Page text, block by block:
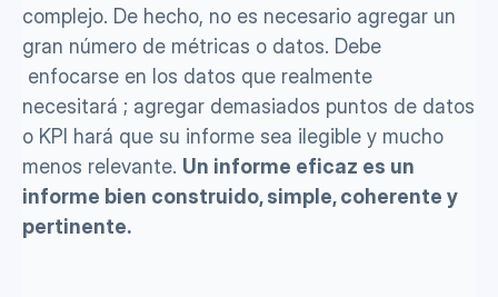
complejo. De hecho, no es necesario agregar un
gran número de métricas o datos. Debe
enfocarse en los datos que realmente
necesitará ; agregar demasiados puntos de datos
o KPI hará que su informe sea ilegible y mucho
menos relevante. Un informe eficaz es un
informe bien construido, simple, coherente y
pertinente.